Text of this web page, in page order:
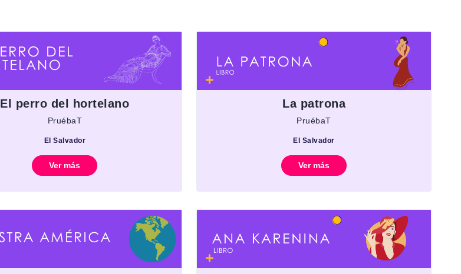
El perro del hortelano
PruébaT
El Salvador
Ver más
La patrona
PruébaT
El Salvador
Ver más